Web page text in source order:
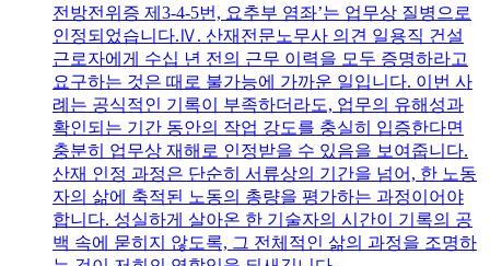
전방전위증 제3-4-5번, 요추부 염좌’는 업무상 질병으로
인정되었습니다.Ⅳ. 산재전문노무사 의견 일용직 건설
근로자에게 수십 년 전의 근무 이력을 모두 증명하라고
요구하는 것은 때로 불가능에 가까운 일입니다. 이번 사
례는 공식적인 기록이 부족하더라도, 업무의 유해성과
확인되는 기간 동안의 작업 강도를 충실히 입증한다면
충분히 업무상 재해로 인정받을 수 있음을 보여줍니다.
산재 인정 과정은 단순히 서류상의 기간을 넘어, 한 노동
자의 삶에 축적된 노동의 총량을 평가하는 과정이어야
합니다. 성실하게 살아온 한 기술자의 시간이 기록의 공
백 속에 묻히지 않도록, 그 전체적인 삶의 과정을 조명하